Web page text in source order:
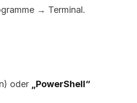
→ Terminal.
oder
„PowerShell“